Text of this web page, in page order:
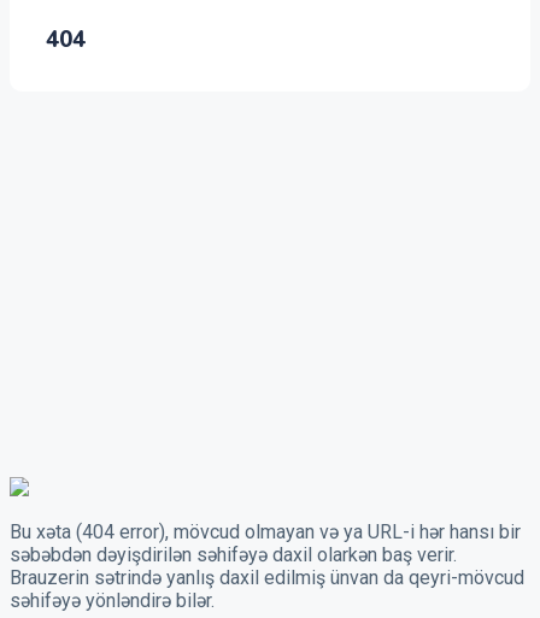
404
Bu xəta (404 error), mövcud olmayan və ya URL-i hər hansı bir
səbəbdən dəyişdirilən səhifəyə daxil olarkən baş verir.
Brauzerin sətrində yanlış daxil edilmiş ünvan da qeyri-mövcud
səhifəyə yönləndirə bilər.